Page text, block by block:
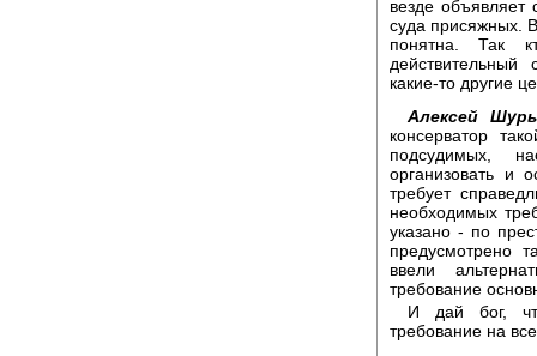
везде
суда присяжных.
понятна. Так
какие-то другие
Алексей
консерватор
подсудимых,
организовать и
требует
необходимых
указано - по
предусмотрено
ввели
требование
И дай бог,
требование на